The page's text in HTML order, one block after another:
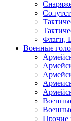
Флаги,
Военные
Прочие